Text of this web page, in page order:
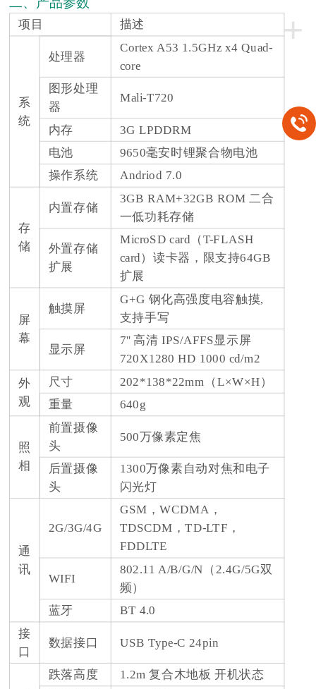
+
项目 描述
系
统
处理器
Cortex A53 1.5GHz x4 Quad-
core
图形处理
器
Mali-T720
内存 3G LPDDRM
电池
9650毫安时锂聚合物电池
操作系统
Andriod 7.0
存
储
内置存储
3GB RAM+32GB ROM 二合
一低功耗存储
外置存储
扩展
MicroSD card（T-FLASH
card）读卡器，限支持64GB
扩展
屏
幕
触摸屏
G+G 钢化高强度电容触摸,
支持手写
显示屏
7'' 高清 IPS/AFFS显示屏
720X1280 HD 1000 cd/m2
外
观
尺寸
202*138*22mm（L×W×H）
重量
640g
照
相
前置摄像
头
500万像素定焦
后置摄像
头
1300万像素自动对焦和电子
闪光灯
通
讯
2G/3G/4G
GSM，WCDMA，
TDSCDM，TD-LTF，
FDDLTE
WIFI
802.11 A/B/G/N（2.4G/5G双
频）
蓝牙
BT 4.0
接
口
数据接口 USB Type-C 24pin
跌落高度
1.2m 复合木地板 开机状态